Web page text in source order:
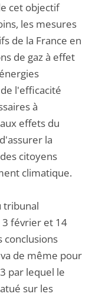
cet objectif
les mesures
de la France en
de gaz à effet
l'efficacité
à
effets du
la
citoyens
climatique.
tribunal
3 février et 14
conclusions
de même pour
par lequel le
sur les